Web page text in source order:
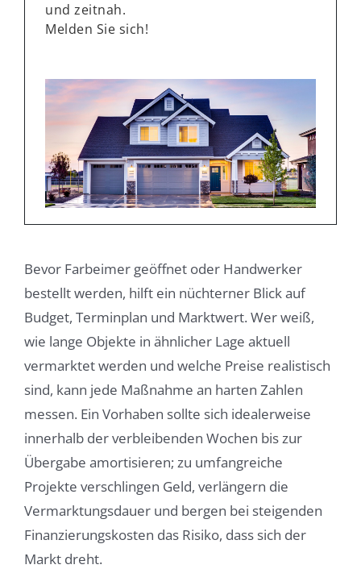
und zeitnah.
Melden Sie sich!
Bevor Farbeimer geöffnet oder Handwerker
bestellt werden, hilft ein nüchterner Blick auf
Budget, Terminplan und Marktwert. Wer weiß,
wie lange Objekte in ähnlicher Lage aktuell
vermarktet werden und welche Preise realistisch
sind, kann jede Maßnahme an harten Zahlen
messen. Ein Vorhaben sollte sich idealerweise
innerhalb der verbleibenden Wochen bis zur
Übergabe amortisieren; zu umfangreiche
Projekte verschlingen Geld, verlängern die
Vermarktungsdauer und bergen bei steigenden
Finanzierungskosten das Risiko, dass sich der
Markt dreht.